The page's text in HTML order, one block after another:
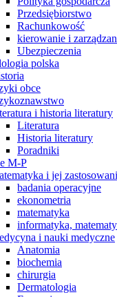
Przedsiębiorstwo
Rachunkowość
kierowanie i
Ubezpieczenia
polska
obce
i historia literatury
Literatura
Historia literatury
Poradniki
M-P
i jej
badania operacyjne
ekonometria
matematyka
informatyka,
i nauki medyczne
Anatomia
biochemia
chirurgia
Dermatologia